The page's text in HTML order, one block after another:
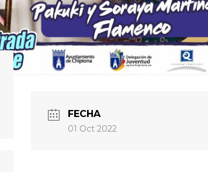
FECHA
01 Oct 2022